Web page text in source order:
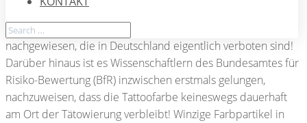
krebserregende Substanzen (Polyaromatische
Kohlenwasserstoffe wie Benzopyrene oder Azo-Farbstoffe)
nachgewiesen, die in Deutschland eigentlich verboten sind!
Darüber hinaus ist es Wissenschaftlern des Bundesamtes für
Risiko-Bewertung (BfR) inzwischen erstmals gelungen,
nachzuweisen, dass die Tattoofarbe keineswegs dauerhaft
am Ort der Tätowierung verbleibt! Winzige Farbpartikel in